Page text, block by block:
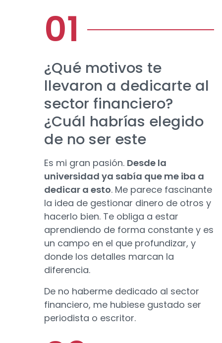
¿Qué motivos te
llevaron a dedicarte al
sector financiero?
¿Cuál habrías elegido
de no ser este
Es mi gran pasión. Desde la
universidad ya sabía que me iba a
dedicar a esto. Me parece fascinante
la idea de gestionar dinero de otros y
hacerlo bien. Te obliga a estar
aprendiendo de forma constante y es
un campo en el que profundizar, y
donde los detalles marcan la
diferencia.
De no haberme dedicado al sector
financiero, me hubiese gustado ser
periodista o escritor.